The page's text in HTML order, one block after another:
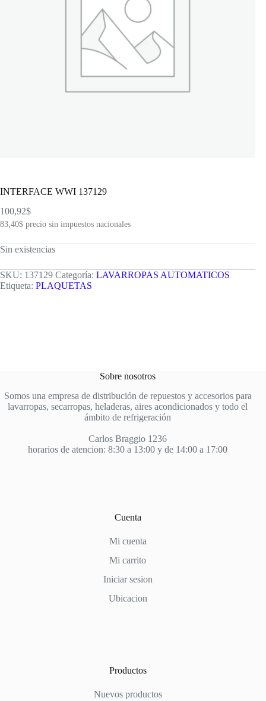
INTERFACE WWI 137129
100,92$
83,40$ precio sin impuestos nacionales
Sin existencias
SKU: 137129 Categoría: LAVARROPAS AUTOMATICOS
Etiqueta: PLAQUETAS
Sobre nosotros
Somos una empresa de distribución de repuestos y accesorios para
lavarropas, secarropas, heladeras, aires acondicionados y todo el
ámbito de refrigeración
Carlos Braggio 1236
horarios de atencion: 8:30 a 13:00 y de 14:00 a 17:00
Cuenta
Mi cuenta
Mi carrito
Iniciar sesion
Ubicacion
Productos
Nuevos productos